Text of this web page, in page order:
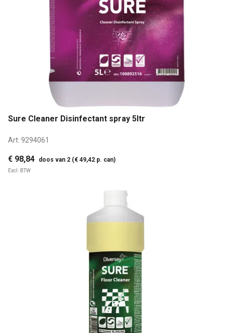
Sure Cleaner Disinfectant spray 5ltr
Art: 9294061
€ 98,84 doos van 2 (€ 49,42 p. can)
Excl. BTW